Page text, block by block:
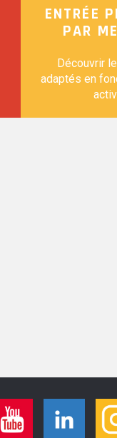
ENTRÉE
PAR
Découvrir
adaptés en